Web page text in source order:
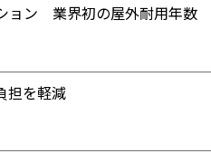
ョン 業界初の屋外耐用年数
担を軽減